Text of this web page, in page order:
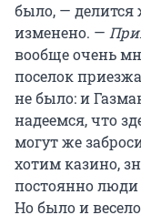
было, —
изменено. —
вообще очень
поселок
не было: и
надеемся, что
могут же
хотим казино,
постоянно
Но было и